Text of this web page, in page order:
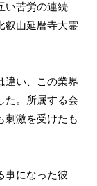
い苦労の連続
叡山延暦寺大霊
違い、この業界
た。所属する会
刺激を受けたも
事になった彼